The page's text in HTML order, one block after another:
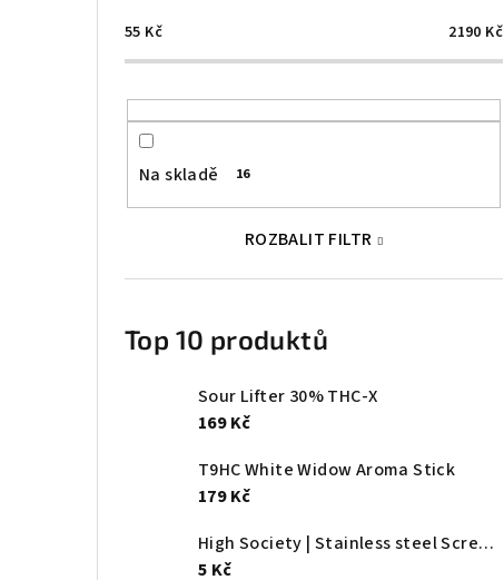
55 Kč 2190 Kč
Na skladě 16
ROZBALIT FILTR
Top 10 produktů
Sour Lifter 30% THC-X
169 Kč
T9HC White Widow Aroma Stick
179 Kč
High Society | Stainless steel Screen - Ø:20mm
5 Kč